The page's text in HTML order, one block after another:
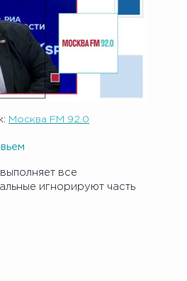
Москва FM 92.0
все
игнорируют часть